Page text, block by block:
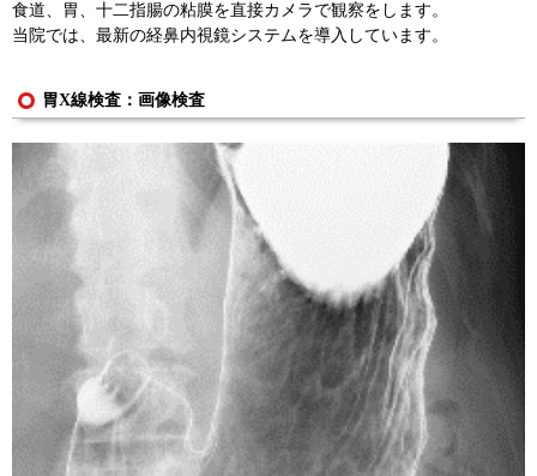
食道、胃、十二指腸の粘膜を直接カメラで観察をします。
当院では、最新の経鼻内視鏡システムを導入しています。
胃X線検査：画像検査